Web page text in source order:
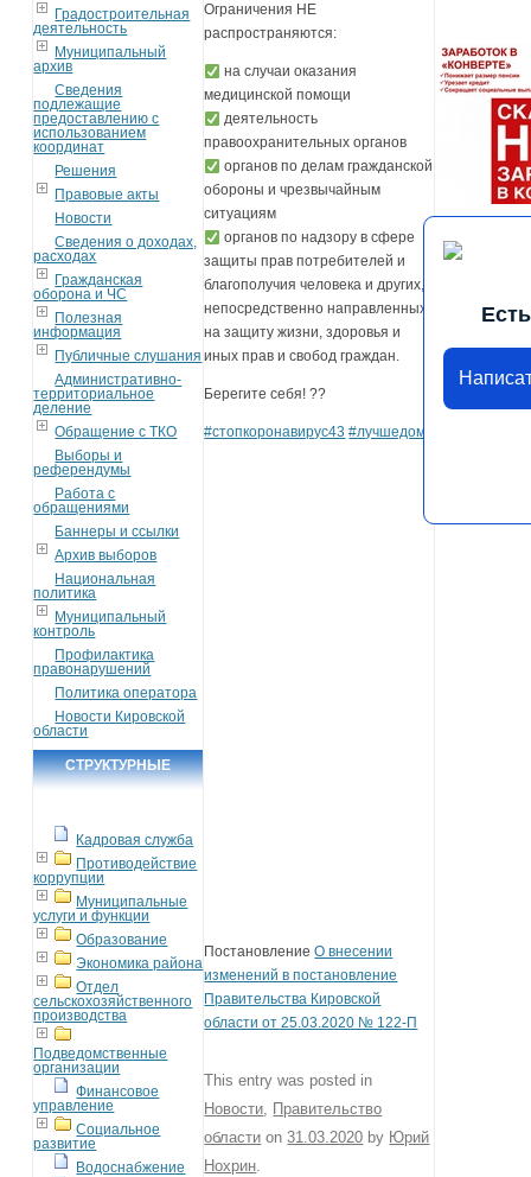
Градостроительная
деятельность
Муниципальный
архив
Сведения
подлежащие
предоставлению с
использованием
координат
Решения
Правовые акты
Новости
Сведения о доходах,
расходах
Гражданская
оборона и ЧС
Полезная
информация
Публичные слушания
Административно-
территориальное
деление
Обращение с ТКО
Выборы и
референдумы
Работа с
обращениями
Баннеры и ссылки
Архив выборов
Национальная
политика
Муниципальный
контроль
Профилактика
правонарушений
Политика оператора
Новости Кировской
области
СТРУКТУРНЫЕ
Кадровая служба
Противодействие
коррупции
Муниципальные
услуги и функции
Образование
Экономика района
Отдел
сельскохозяйственного
производства
Подведомственные
организации
Финансовое
управление
Социальное
развитие
Водоснабжение
Ограничения НЕ
распространяются:
на случаи оказания
медицинской помощи
деятельность
правоохранительных органов
органов по делам гражданской
обороны и чрезвычайным
ситуациям
органов по надзору в сфере
защиты прав потребителей и
благополучия человека и других,
непосредственно направленных
на защиту жизни, здоровья и
иных прав и свобод граждан.
Берегите себя! ??
#стопкоронавирус43 #лучшедома
ПостановлениеО внесении
изменений в постановление
Правительства Кировской
области от 25.03.2020 № 122-П
This entry was posted in
Новости, Правительство
области on31.03.2020 by Юрий
Нохрин.